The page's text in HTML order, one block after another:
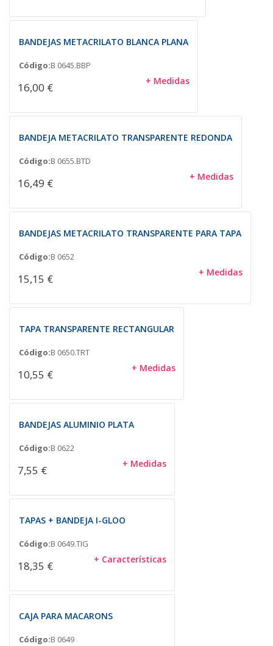
BANDEJAS METACRILATO BLANCA PLANA
Código:B 0645.BBP
16,00 € + Medidas
BANDEJA METACRILATO TRANSPARENTE REDONDA
Código:B 0655.BTD
16,49 € + Medidas
BANDEJAS METACRILATO TRANSPARENTE PARA TAPA
Código:B 0652
15,15 € + Medidas
TAPA TRANSPARENTE RECTANGULAR
Código:B 0650.TRT
10,55 € + Medidas
BANDEJAS ALUMINIO PLATA
Código:B 0622
7,55 € + Medidas
TAPAS + BANDEJA I-GLOO
Código:B 0649.TIG
18,35 € + Características
CAJA PARA MACARONS
Código:B 0649